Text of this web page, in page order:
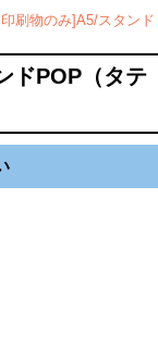
刷物のみ]A5/スタンド
ドPOP（タテ